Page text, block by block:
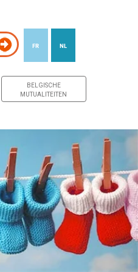
FR NL
BELGISCHE
MUTUALITEITEN